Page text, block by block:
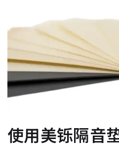
使用美铄隔音